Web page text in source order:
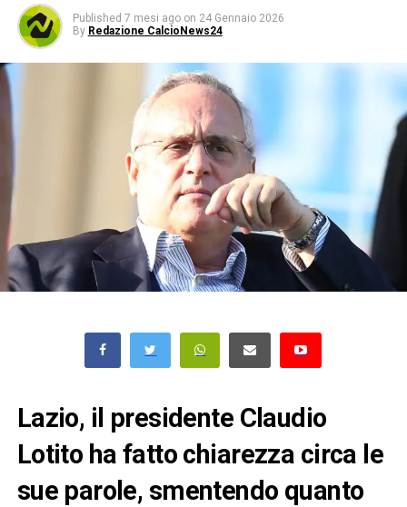
Published 7 mesi ago on 24 Gennaio 2026
By Redazione CalcioNews24
Lazio, il presidente Claudio
Lotito ha fatto chiarezza circa le
sue parole, smentendo quanto